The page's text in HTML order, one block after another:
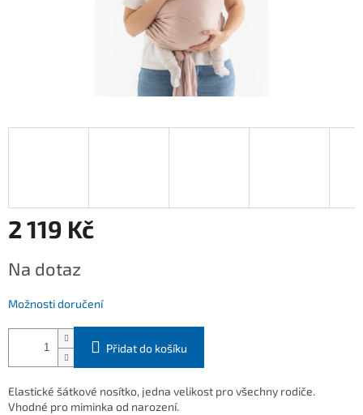
2 119 Kč
cena:
Na dotaz
Možnosti doručení
Přidat do košíku
Elastické šátkové nosítko, jedna velikost pro všechny rodiče.
Vhodné pro miminka od narození.